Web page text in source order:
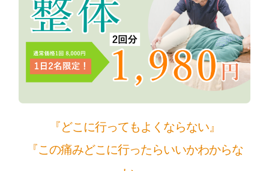
『どこに行ってもよくならない』
『この痛みどこに行ったらいいかわからな